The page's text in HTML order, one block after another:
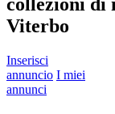
Viterbo
Inserisci
annuncio I miei
annunci